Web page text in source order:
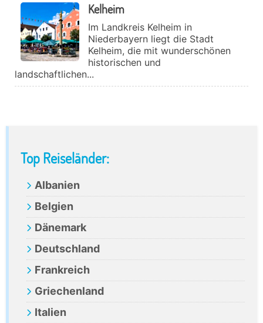
Kelheim
Im Landkreis Kelheim in
Niederbayern liegt die Stadt
Kelheim, die mit wunderschönen
historischen und
landschaftlichen...
Primary
Sidebar
Top Reiseländer:
Albanien
Belgien
Dänemark
Deutschland
Frankreich
Griechenland
Italien